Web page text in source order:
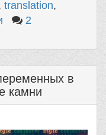
translation,
2
в
камни